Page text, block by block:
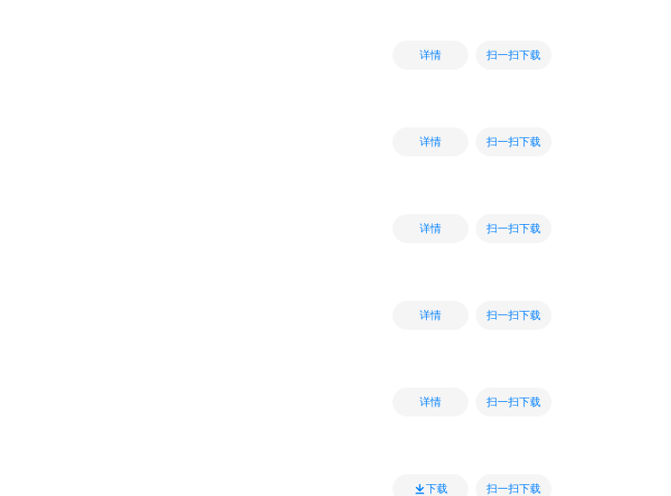
详情 扫一扫下载
详情 扫一扫下载
详情 扫一扫下载
详情 扫一扫下载
详情 扫一扫下载
下载 扫一扫下载